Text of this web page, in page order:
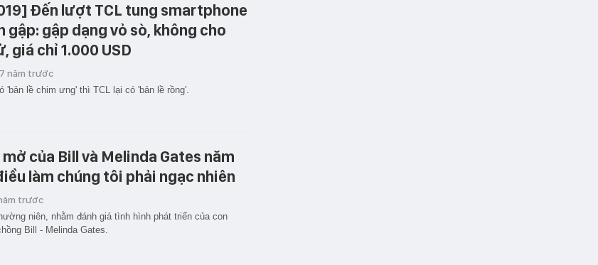
Đến lượt TCL tung smartphone
gập: gập dạng vỏ sò, không cho
giá chỉ 1.000 USD
7 năm trước
'bản lề chim ưng' thì TCL lại có 'bản lề rồng'.
của Bill và Melinda Gates năm
làm chúng tôi phải ngạc nhiên
trước
niên, nhằm đánh giá tình hình phát triển của con
Bill - Melinda Gates.